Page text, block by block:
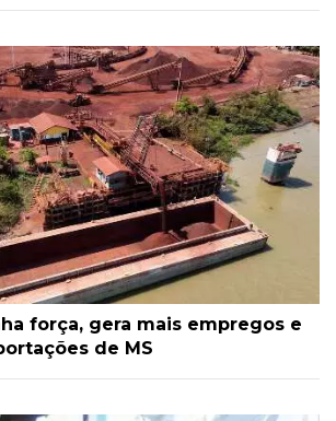
força, gera mais empregos e
de MS